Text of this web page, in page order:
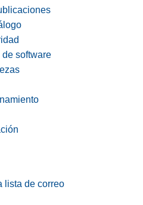
software
lista de correo